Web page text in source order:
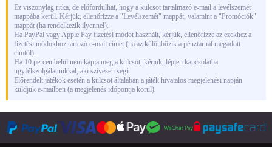
Ez viszonylag ritka, de előfordulhat, hogy a kulcsot tartalmazó e-mail a levélszemét
mappába kerül. Kérjük, ellenőrizze a "Levélszemét" mappát, valamint a "Promóciók"
mappát (ha rendelkezik ilyennel).
Ha PayPal vagy Apple Pay fizetési módot használt, kérjük, ellenőrizze az ezekhez a
fizetési módokhoz tartozó e-mail címet (ha az különbözik a pénztárnál megadott
címtől).
Ha 10 percen belül nem kapja meg a kulcsot, kérjük, lépjen kapcsolatba
ügyfélszolgálatunkkal, aki szívesen segít.
Előrendelt játékok esetén a kulcsot általában a játék hivatalos megjelenési napján
küldjük e-mailben (a megjelenés időpontja körül).